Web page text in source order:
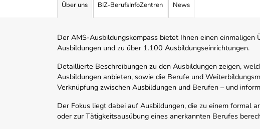
Über uns BIZ-BerufsInfoZentren News
Der AMS-Ausbildungskompass bietet Ihnen einen
Ausbildungen und zu über 1.100 Ausbildungseinrichtungen.
Detaillierte Beschreibungen zu den Ausbildungen zeigen,
Ausbildungen anbieten, sowie die Berufe und
Verknüpfung zwischen Ausbildungen und Berufen – und
Der Fokus liegt dabei auf Ausbildungen, die zu einem formal
oder zur Tätigkeitsausübung eines anerkannten Berufes